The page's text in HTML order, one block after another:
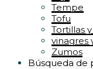
Tempe
Tofu
Tortillas
vinagres
Zumos
Búsqueda de